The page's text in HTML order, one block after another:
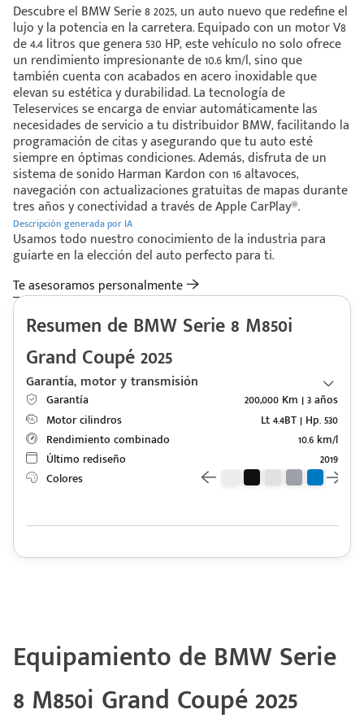
Descubre el BMW Serie 8 2025, un auto nuevo que redefine el
lujo y la potencia en la carretera. Equipado con un motor V8
de 4.4 litros que genera 530 HP, este vehículo no solo ofrece
un rendimiento impresionante de 10.6 km/l, sino que
también cuenta con acabados en acero inoxidable que
elevan su estética y durabilidad. La tecnología de
Teleservices se encarga de enviar automáticamente las
necesidades de servicio a tu distribuidor BMW, facilitando la
programación de citas y asegurando que tu auto esté
siempre en óptimas condiciones. Además, disfruta de un
sistema de sonido Harman Kardon con 16 altavoces,
navegación con actualizaciones gratuitas de mapas durante
tres años y conectividad a través de Apple CarPlay®.
Descripción generada por IA
Usamos todo nuestro conocimiento de la industria para
guiarte en la elección del auto perfecto para ti.
Te asesoramos personalmente
Resumen de BMW Serie 8 M850i
Grand Coupé 2025
Garantía, motor y transmisión
Garantía
200,000 Km | 3 años
Motor cilindros
Lt 4.4BT | Hp. 530
Rendimiento combinado
10.6 km/l
Último rediseño
2019
Colores
Equipamiento de BMW Serie
8 M850i Grand Coupé 2025